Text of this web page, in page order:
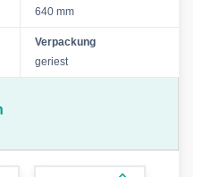
640 mm
Verpackung
geriest